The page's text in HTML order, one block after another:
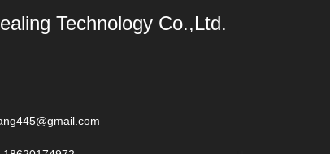
Technology Co.,Ltd.